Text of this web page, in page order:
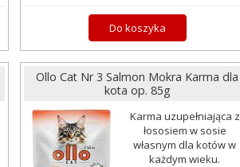
Do koszyka
Ollo Cat Nr 3 Salmon Mokra Karma dla
kota op. 85g
Karma uzupełniająca z
łososiem w sosie
własnym dla kotów w
każdym wieku.